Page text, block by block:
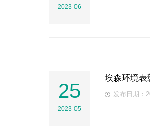
2023-06
25
2023-05
埃森环境表
发布日期：